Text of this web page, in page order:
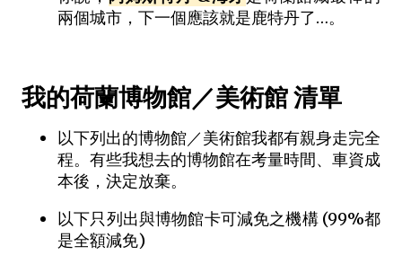
兩個城市，下一個應該就是鹿特丹了…。
我的荷蘭博物館／美術館 清單
以下列出的博物館／美術館我都有親身走完全
程。有些我想去的博物館在考量時間、車資成
本後，決定放棄。
以下只列出與博物館卡可減免之機構 (99%都
是全額減免)